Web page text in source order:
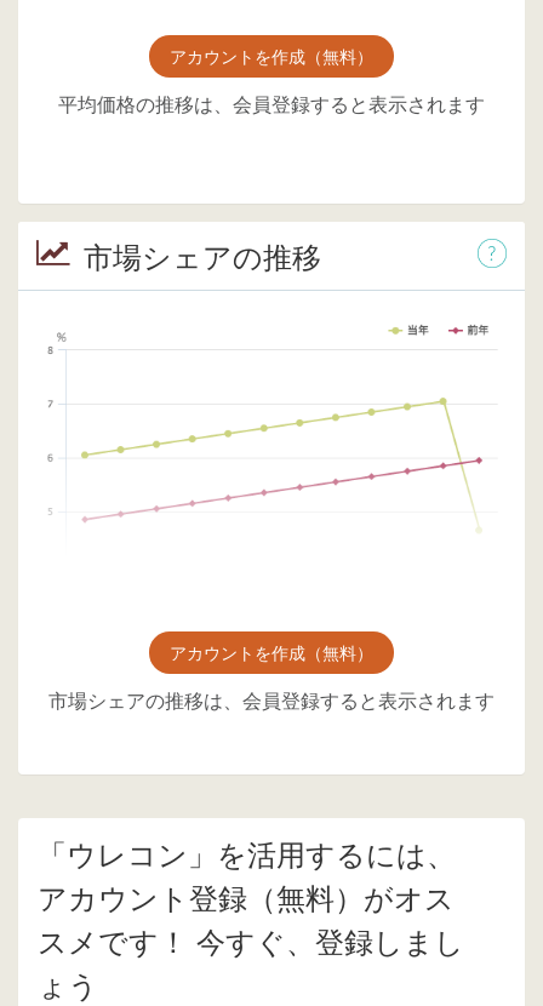
アカウントを作成（無料）
平均価格の推移は、会員登録すると表示されます
市場シェアの推移
アカウントを作成（無料）
市場シェアの推移は、会員登録すると表示されます
「ウレコン」を活用するには、
アカウント登録（無料）がオス
スメです！ 今すぐ、登録しまし
ょう